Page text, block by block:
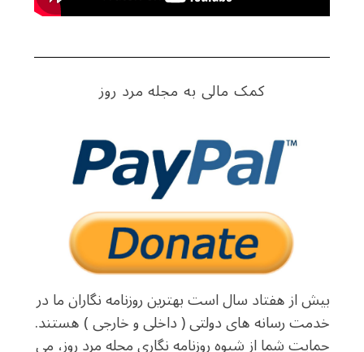
کمک مالی به مجله مرد روز
بیش از هفتاد سال است بهترین روزنامه نگاران ما در
خدمت رسانه های دولتی ( داخلی و خارجی ) هستند.
حمایت شما از شیوه روزنامه نگاری مجله مرد روز، می